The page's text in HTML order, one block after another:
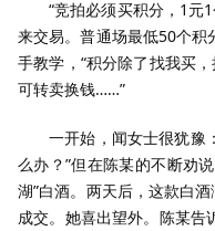
“竞拍必须买积分，1元
来交易。普通场最低50个积
手教学，“积分除了找我买
可转卖换钱……”
一开始，闻女士很犹豫
么办？”但在陈某的不断劝
湖”白酒。两天后，这款白
成交。她喜出望外。陈某告